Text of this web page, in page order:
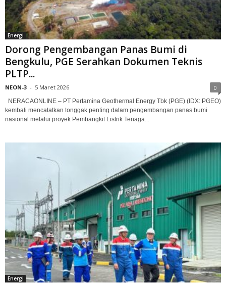
Energi
Dorong Pengembangan Panas Bumi di
Bengkulu, PGE Serahkan Dokumen Teknis
PLTP...
NEON-3 - 5 Maret 2026 0
NERACAONLINE – PT Pertamina Geothermal Energy Tbk (PGE) (IDX: PGEO)
kembali mencatatkan tonggak penting dalam pengembangan panas bumi
nasional melalui proyek Pembangkit Listrik Tenaga...
Energi